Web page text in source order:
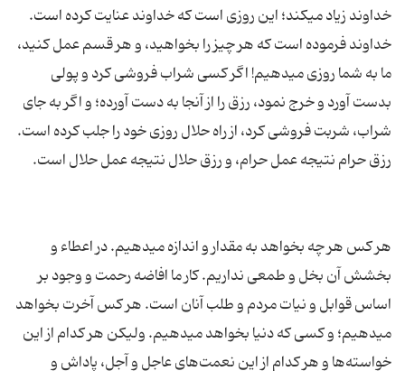
خداوند فرموده‌ است‌ كه‌ هر چیز را بخواهید، و هر قسم‌ عمل‌ كنید،
ما به‌ شما روزی‌ میدهیم‌! اگر كسی‌ شراب‌ فروشی‌ كرد و پولی‌
بدست‌ آورد و خرج نمود، رزق‌ را از آنجا به‌ دست‌ آورده‌؛ و اگر به‌ جای‌
شراب‌، شربت‌ فروشی‌ كرد، از راه‌ حلال‌ روزی‌ خود را جلب‌ كرده‌ است‌.
هر كس‌ هر چه‌ بخواهد به‌ مقدار و اندازه‌ میدهیم‌. در اعطاء و
بخشش‌ آن‌ بخل‌ و طمعی‌ نداریم‌. كار ما افاضه رحمت‌ و وجود بر
اساس‌ قوابل‌ و نیات‌ مردم‌ و طلب‌ آنان‌ است‌. هر كس‌ آخرت‌ بخواهد
میدهیم‌؛ و كسی‌ كه‌ دنیا بخواهد میدهیم‌. ولیكن‌ هر كدام‌ از این‌
خواسته‌ها و هر كدام‌ از این‌ نعمت‌های‌ عاجل‌ و آجل‌، پاداش‌ و